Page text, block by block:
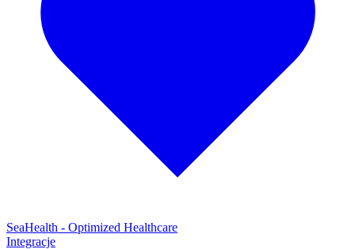
SeaHealth - Optimized Healthcare
Integracje